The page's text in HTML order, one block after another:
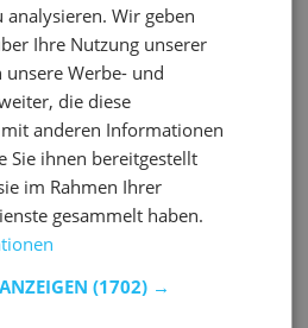
Kinderzimmer - Rosa? Dann
Online-Möbelshop, garantiert
finden Sie mehr als 10.000
Wohndekorationsprodukte.
der Kategorie Kinderzimmer -
verschickt. Viele unserer
analysieren. Wir geben
Ihre Nutzung unserer
unsere Werbe- und
die diese
anderen Informationen
Sie ihnen bereitgestellt
im Rahmen Ihrer
gesammelt haben.
(1702) →